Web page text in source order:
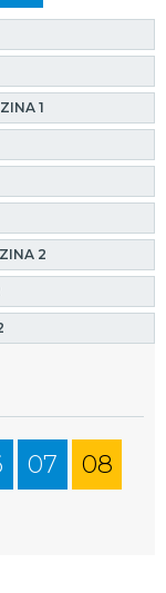
1
2
07
08